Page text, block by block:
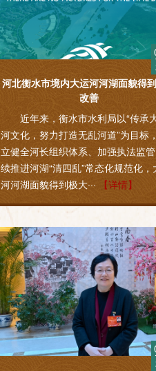
河北衡水市境内大运河河湖面貌得
改善
近年来，衡水市水利局以“传承
河文化，努力打造无乱河道”为目标
立健全河长组织体系、加强执法监
续推进河湖“清四乱”常态化规范化，
河河湖面貌得到极大···
【详情】